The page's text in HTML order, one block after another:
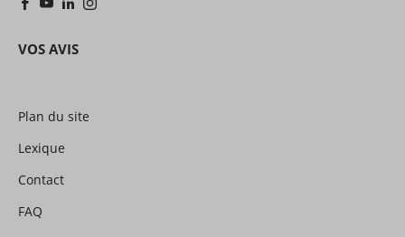
VOS AVIS
Plan du site
Lexique
Contact
FAQ